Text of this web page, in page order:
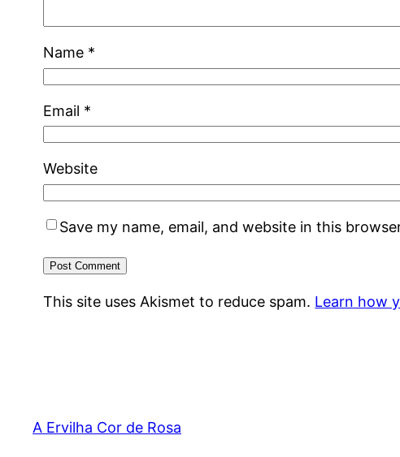
Name *
Email *
Website
Save my name, email, and website in this
This site uses Akismet to reduce spam. Learn how
A Ervilha Cor de Rosa